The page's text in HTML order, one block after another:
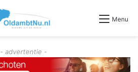
Menu
- advertentie -